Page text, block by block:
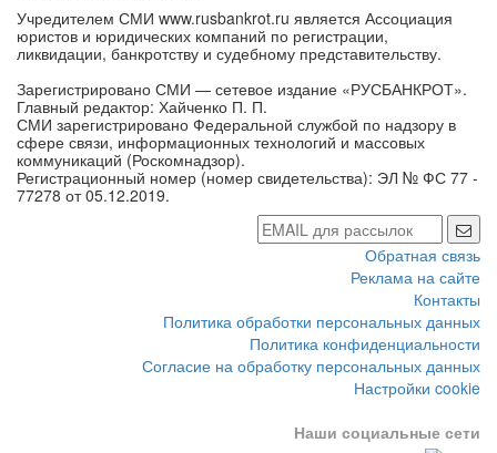
Учредителем СМИ www.rusbankrot.ru является Ассоциация
юристов и юридических компаний по регистрации,
ликвидации, банкротству и судебному представительству.
Зарегистрировано СМИ — сетевое издание «РУСБАНКРОТ».
Главный редактор: Хайченко П. П.
СМИ зарегистрировано Федеральной службой по надзору в
сфере связи, информационных технологий и массовых
коммуникаций (Роскомнадзор).
Регистрационный номер (номер свидетельства): ЭЛ № ФС 77 -
77278 от 05.12.2019.
Обратная связь
Реклама на сайте
Контакты
Политика обработки персональных данных
Политика конфиденциальности
Согласие на обработку персональных данных
Настройки cookie
Наши социальные сети